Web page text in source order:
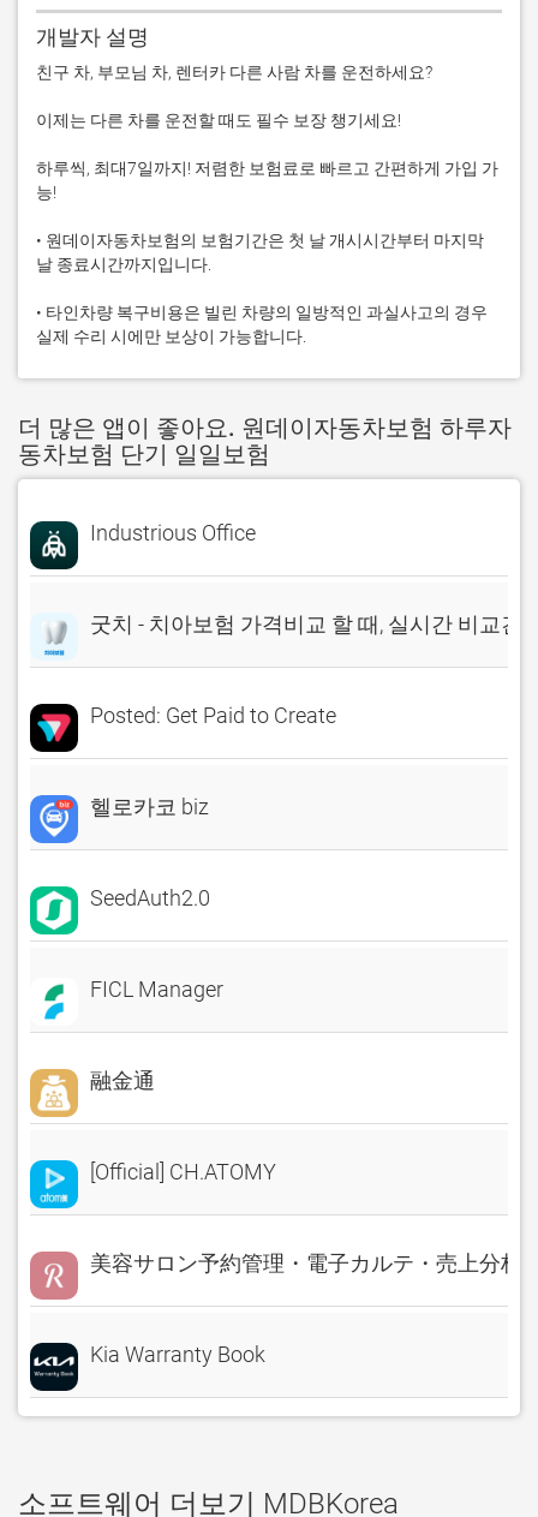
개발자 설명
친구 차, 부모님 차, 렌터카 다른 사람 차를 운전하세요?
이제는 다른 차를 운전할 때도 필수 보장 챙기세요!
하루씩, 최대7일까지! 저렴한 보험료로 빠르고 간편하게 가입 가
능!
• 원데이자동차보험의 보험기간은 첫 날 개시시간부터 마지막
날 종료시간까지입니다.
• 타인차량 복구비용은 빌린 차량의 일방적인 과실사고의 경우
실제 수리 시에만 보상이 가능합니다.
더 많은 앱이 좋아요. 원데이자동차보험 하루자
동차보험 단기 일일보험
Industrious Office
굿치 - 치아보험 가격비교 할 때, 실시간 비교견
Posted: Get Paid to Create
헬로카코 biz
SeedAuth2.0
FICL Manager
融金通
[Official] CH.ATOMY
美容サロン予約管理・電子カルテ・売上分析
Kia Warranty Book
소프트웨어 더보기 MDBKorea